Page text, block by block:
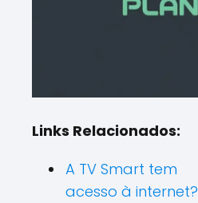
Links Relacionados:
A TV Smart tem
acesso à internet?